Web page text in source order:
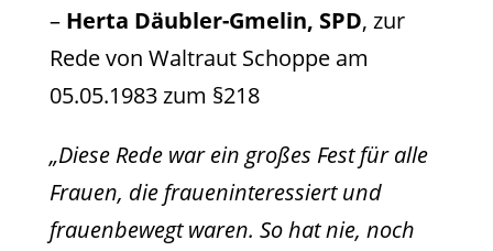
– Herta Däubler-Gmelin, SPD, zur
Rede von Waltraut Schoppe am
05.05.1983 zum §218
„Diese Rede war ein großes Fest für alle
Frauen, die fraueninteressiert und
frauenbewegt waren. So hat nie, noch